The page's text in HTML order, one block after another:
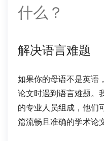
什么？
解决语言难题
如果你的母语不是英语
论文时遇到语言难题。
的专业人员组成，他们
篇流畅且准确的学术论文